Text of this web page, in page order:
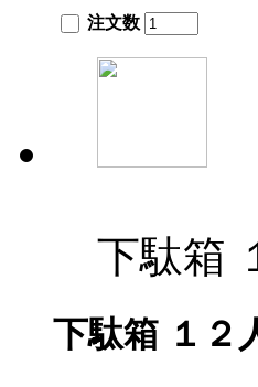
注文数
下駄箱
下駄箱 １２